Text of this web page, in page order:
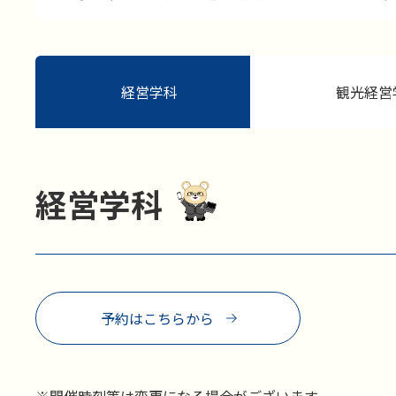
経営学科 観光経
経営学科
予約はこちらから